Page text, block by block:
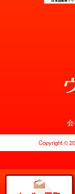
Copyright ©